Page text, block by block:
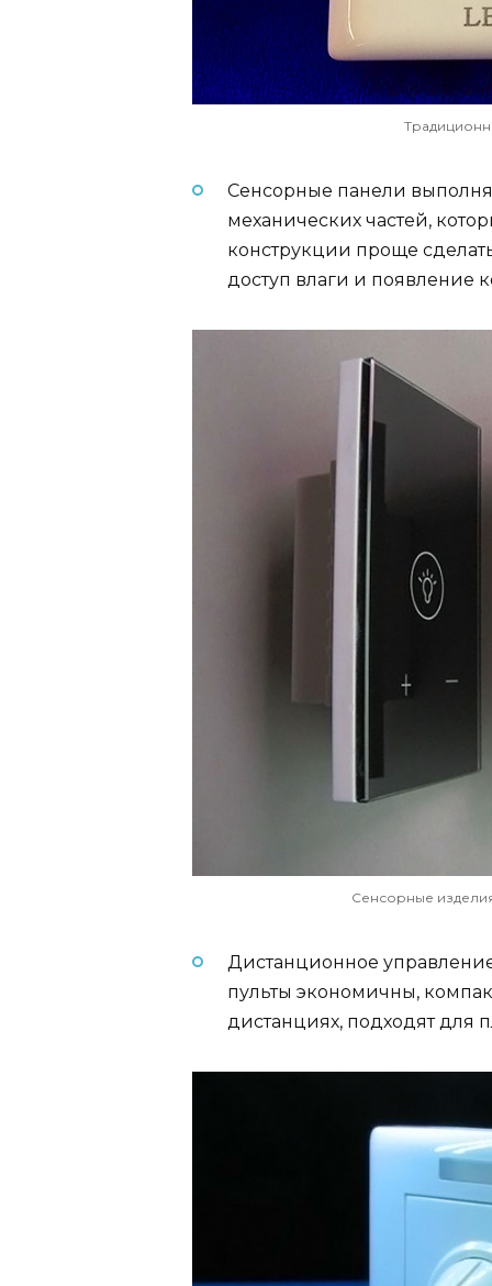
Сенсорные панели
механических частей,
конструкции проще
доступ влаги и появление
Сенсорные
Дистанционное
пульты экономичны,
дистанциях, подходят для